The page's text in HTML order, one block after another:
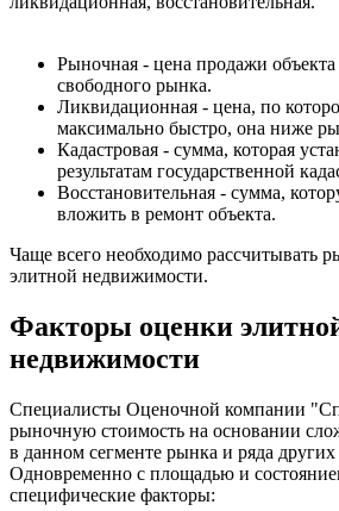
Рыночная - цена продажи объекта
свободного рынка.
Ликвидационная - цена, по
максимально быстро, она ниже
Кадастровая - сумма, которая
результатам государственной
Восстановительная - сумма,
вложить в ремонт объекта.
Чаще всего необходимо рассчитывать
элитной недвижимости.
Факторы оценки
недвижимости
Специалисты Оценочной компании
рыночную стоимость на основании
в данном сегменте рынка и ряда других
Одновременно с площадью и
специфические факторы: